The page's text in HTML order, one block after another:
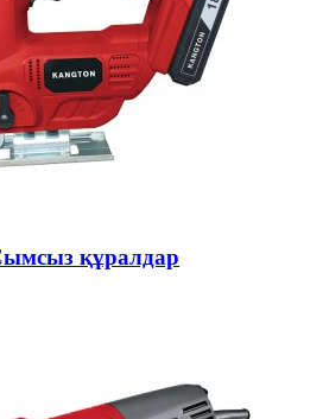
құралдар